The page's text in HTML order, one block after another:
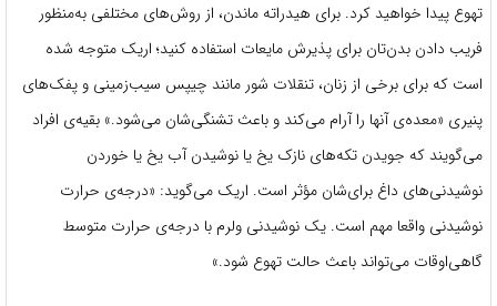
تهوع پیدا خواهید کرد. برای هیدراته ماندن، از روش‌های مختلفی به‌منظور
فریب دادن بدن‌تان برای پذیرش مایعات استفاده کنید؛ اریک متوجه شده
است که برای برخی از زنان، تنقلات شور مانند چیپس سیب‌زمینی و پفک‌های
پنیری «معده‌ی آنها را آرام می‌کند و باعث تشنگی‌شان می‌شود.» بقیه‌ی افراد
می‌گویند که جویدن تکه‌های نازک یخ یا نوشیدن آب یخ یا خوردن
نوشیدنی‌های داغ برای‌شان مؤثر است. اریک می‌گوید: «درجه‌ی حرارت
نوشیدنی واقعا مهم است. یک نوشیدنی ولرم با درجه‌ی حرارت متوسط
گاهی‌اوقات می‌تواند باعث حالت تهوع شود.»